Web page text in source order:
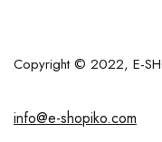
Copyright © 2022, E-
info@e-shopiko.com